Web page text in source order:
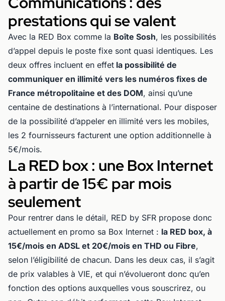
prestations qui se valent
Avec la RED Box comme la Boîte Sosh, les possibilités
d’appel depuis le poste fixe sont quasi identiques. Les
deux offres incluent en effet la possibilité de
communiquer en illimité vers les numéros fixes de
France métropolitaine et des DOM, ainsi qu’une
centaine de destinations à l’international. Pour disposer
de la possibilité d’appeler en illimité vers les mobiles,
les 2 fournisseurs facturent une option additionnelle à
5€/mois.
La RED box : une Box Internet
à partir de 15€ par mois
seulement
Pour rentrer dans le détail, RED by SFR propose donc
actuellement en promo sa Box Internet : la RED box, à
15€/mois en ADSL et 20€/mois en THD ou Fibre,
selon l’éligibilité de chacun. Dans les deux cas, il s’agit
de prix valables à VIE, et qui n’évolueront donc qu’en
fonction des options auxquelles vous souscrirez, ou